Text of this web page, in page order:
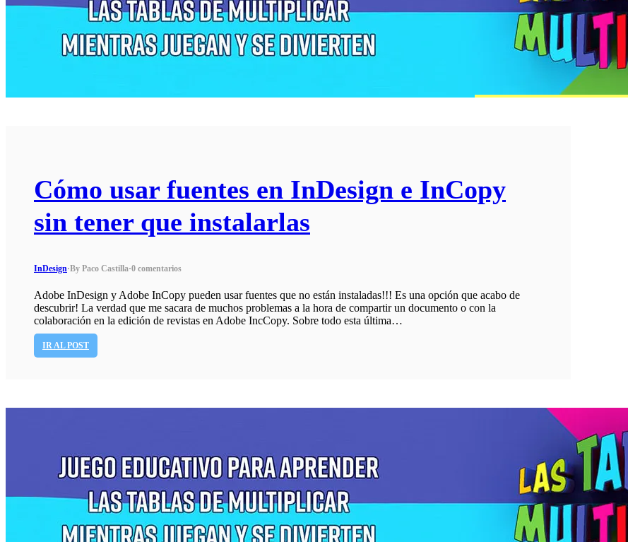
Cómo usar fuentes en InDesign e InCopy
sin tener que instalarlas
InDesign·By Paco Castilla·0 comentarios
Adobe InDesign y Adobe InCopy pueden usar fuentes que no están instaladas!!! Es una opción que acabo de
descubrir! La verdad que me sacara de muchos problemas a la hora de compartir un documento o con la
colaboración en la edición de revistas en Adobe IncCopy. Sobre todo esta última…
IR AL POST